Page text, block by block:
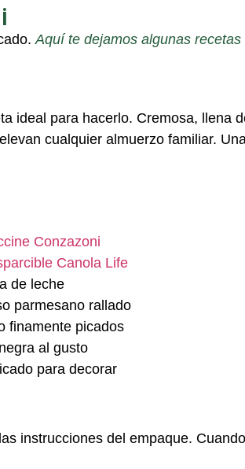
Aquí te dejamos algunas
ideal para hacerlo. Cremosa, llena
cualquier almuerzo familiar.
Conzazoni
Canola Life
de leche
parmesano rallado
finamente picados
al gusto
para decorar
instrucciones del empaque.